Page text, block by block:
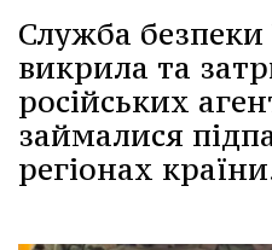
Служба безпеки
викрила та
російських
займалися
регіонах